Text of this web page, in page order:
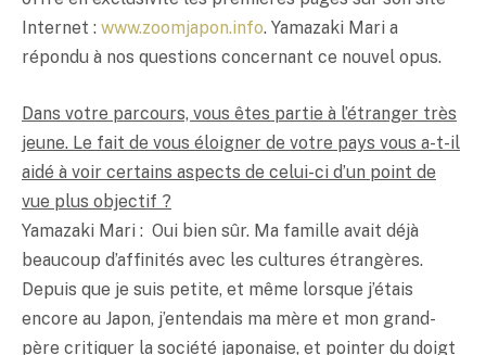
Internet : www.zoomjapon.info. Yamazaki Mari a
répondu à nos questions concernant ce nouvel opus.
Dans votre parcours, vous êtes partie à l’étranger très
jeune. Le fait de vous éloigner de votre pays vous a-t-il
aidé à voir certains aspects de celui-ci d’un point de
vue plus objectif ?
Yamazaki Mari : Oui bien sûr. Ma famille avait déjà
beaucoup d’affinités avec les cultures étrangères.
Depuis que je suis petite, et même lorsque j’étais
encore au Japon, j’entendais ma mère et mon grand-
père critiquer la société japonaise, et pointer du doigt